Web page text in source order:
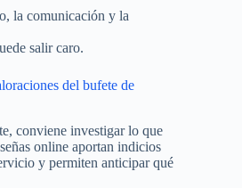
la comunicación y la
salir caro.
del bufete de
conviene investigar lo que
online aportan indicios
y permiten anticipar qué